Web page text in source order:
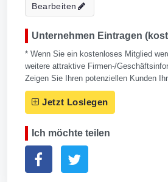
Bearbeiten
Unternehmen Eintragen
* Wenn Sie ein kostenloses Mitglied
weitere attraktive Firmen-/
Zeigen Sie Ihren potenziellen Kunden
Jetzt Loslegen
Ich möchte teilen